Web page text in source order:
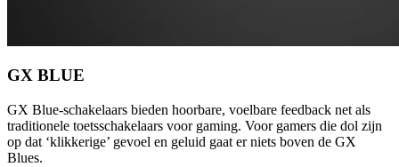
GX BLUE
GX Blue-schakelaars bieden hoorbare, voelbare feedback net als
traditionele toetsschakelaars voor gaming. Voor gamers die dol zijn
op dat ‘klikkerige’ gevoel en geluid gaat er niets boven de GX
Blues.